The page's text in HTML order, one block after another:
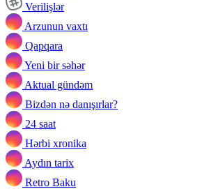
Verilişlər
Arzunun vaxtı
Qapqara
Yeni bir səhər
Aktual gündəm
Bizdən nə danışırlar?
24 saat
Hərbi xronika
Aydın tarix
Retro Baku